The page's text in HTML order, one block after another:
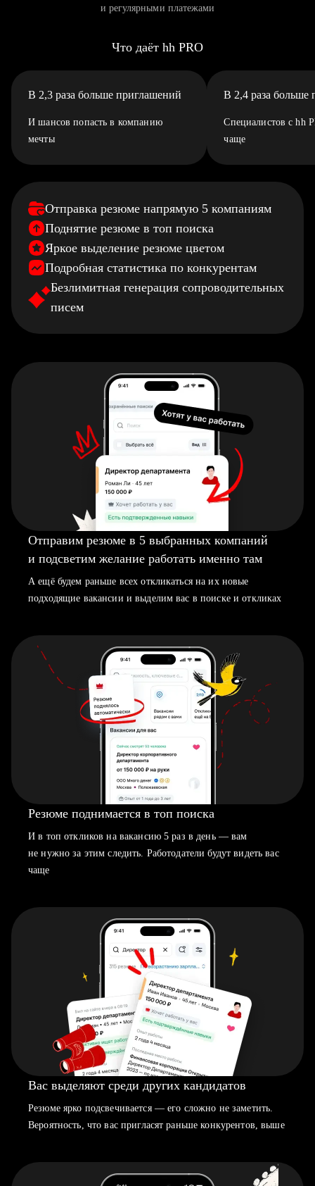
и регулярными платежами
Что даёт hh PRO
В 2,3 раза больше приглашений
И шансов попасть в компанию
мечты
В 2,4 раза больше
Специалистов с hh
чаще
Отправка резюме напрямую 5 компаниям
Поднятие резюме в топ поиска
Яркое выделение резюме цветом
Подробная статистика по конкурентам
Безлимитная генерация сопроводительных
писем
Отправим резюме в 5 выбранных компаний
и подсветим желание работать именно там
А ещё будем раньше всех откликаться на их новые
подходящие вакансии и выделим вас в поиске и откликах
Резюме поднимается в топ поиска
И в топ откликов на вакансию 5 раз в день — вам
не нужно за этим следить. Работодатели будут видеть вас
чаще
Вас выделяют среди других кандидатов
Резюме ярко подсвечивается — его сложно не заметить.
Вероятность, что вас пригласят раньше конкурентов, выше